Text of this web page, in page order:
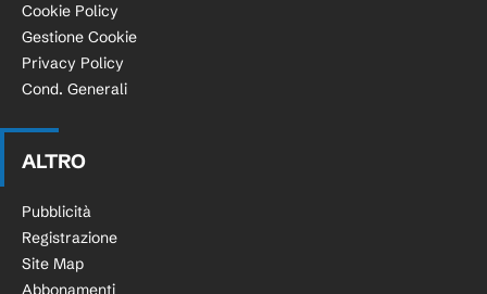
Cookie Policy
Gestione Cookie
Privacy Policy
Cond. Generali
ALTRO
Pubblicità
Registrazione
Site Map
Abbonamenti